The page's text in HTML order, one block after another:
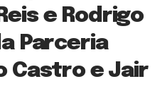
e Rodrigo
Parceria
Castro e Jair